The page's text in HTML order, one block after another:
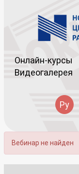
Онлайн-курсы
Видеогалерея
Ру
Вебинар не найден